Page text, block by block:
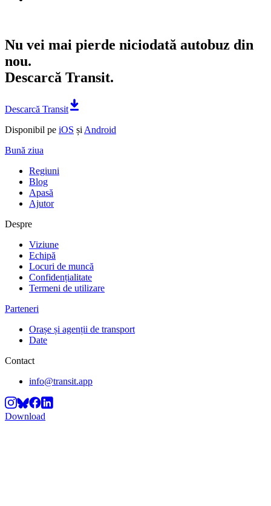
Nu vei mai pierde niciodată autobuz din
nou.
Descarcă Transit.
Descarcă Transit
Disponibil pe iOS și Android
Bună ziua
Regiuni
Blog
Apasă
Ajutor
Despre
Viziune
Echipă
Locuri de muncă
Confidențialitate
Termeni de utilizare
Parteneri
Orașe și agenții de transport
Date
Contact
info@transit.app
Download